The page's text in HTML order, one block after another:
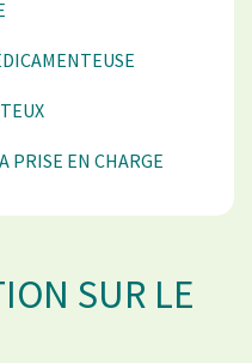
PRISE EN CHARGE
SUR LE